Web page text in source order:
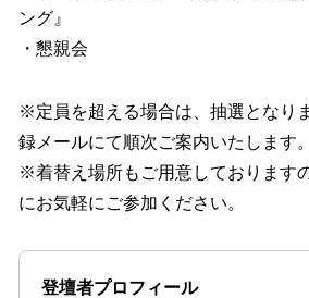
ング』
・懇親会
※定員を超える場合は、抽選となり
録メールにて順次ご案内いたします。
※着替え場所もご用意しております
にお気軽にご参加ください。
登壇者プロフィール